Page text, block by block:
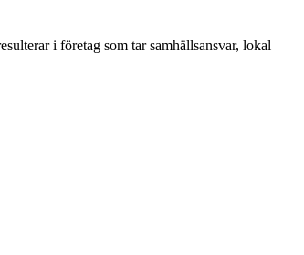
i företag som tar samhällsansvar, lokal